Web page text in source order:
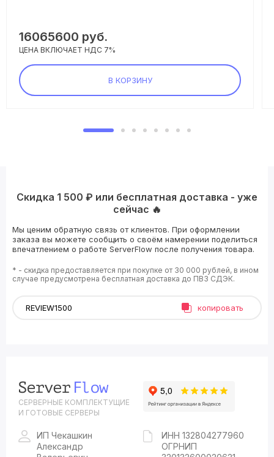
16065600 руб.
ЦЕНА ВКЛЮЧАЕТ НДС 7%
В КОРЗИНУ
Скидка 1 500 ₽ или бесплатная доставка - уже
сейчас 🔥
Мы ценим обратную связь от клиентов. При оформлении
заказа вы можете сообщить о своём намерении поделиться
впечатлением о работе ServerFlow после получения товара.
* - скидка предоставляется при покупке от 30 000 рублей, в ином
случае предусмотрена бесплатная доставка до ПВЗ СДЭК.
копировать
СЕРВЕРНЫЕ КОМПЛЕКТУЩИЕ
И ГОТОВЫЕ СЕРВЕРЫ
ИП Чекашкин
Александр
ИНН 132804277960
ОГРНИП